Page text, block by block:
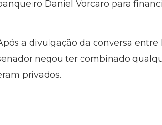
Daniel Vorcaro para
a divulgação da conversa
negou ter combinado
privados.